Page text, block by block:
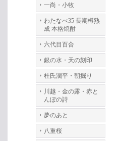
一尚・小牧
わたなべ35 長期樽熟
成 本格焼酎
六代目百合
銀の水・天の刻印
杜氏潤平・朝掘り
川越・金の露・赤と
んぼの詩
夢のあと
八重桜